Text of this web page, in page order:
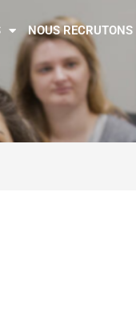
NOUS RECRUTONS